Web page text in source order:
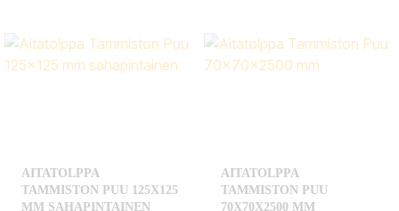
AITATOLPPA
TAMMISTON PUU 125X125
MM SAHAPINTAINEN
AITATOLPPA
TAMMISTON PUU
70X70X2500 MM